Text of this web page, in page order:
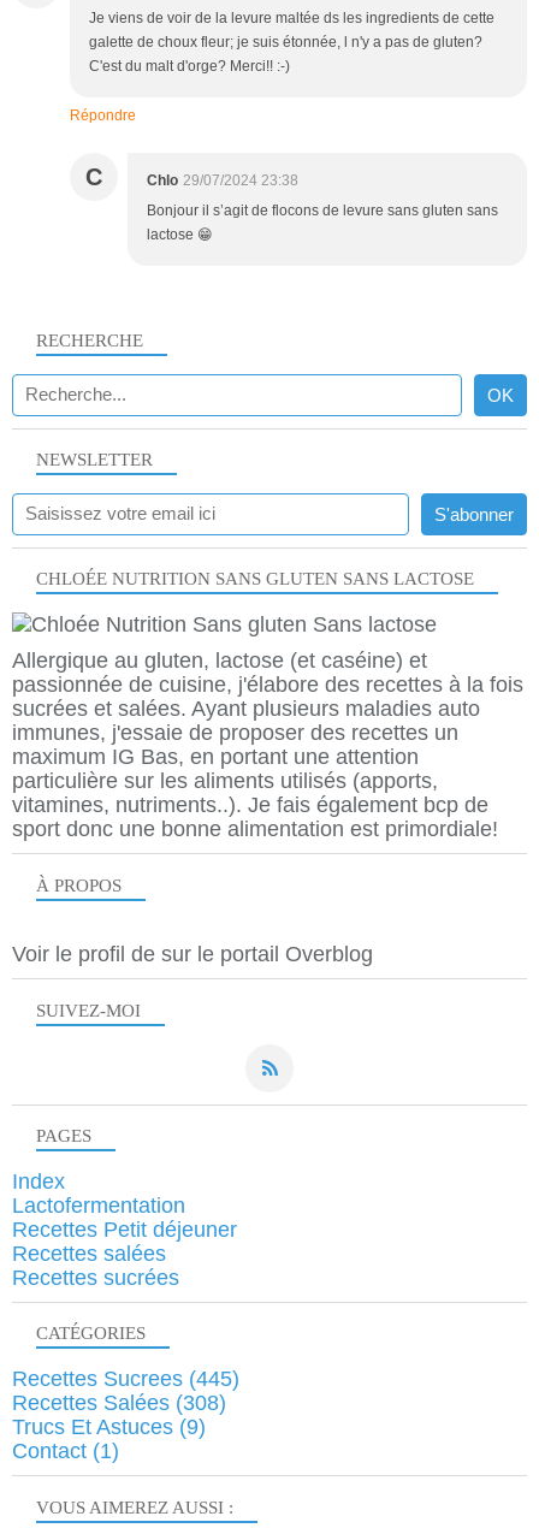
Je viens de voir de la levure maltée ds les ingredients de cette
galette de choux fleur; je suis étonnée, l n'y a pas de gluten?
C'est du malt d'orge? Merci!! :-)
Répondre
C Chlo 29/07/2024 23:38
Bonjour il s’agit de flocons de levure sans gluten sans
lactose 😁
NEWSLETTER
SUIVEZ-MOI
RECHERCHE
CHLOÉE NUTRITION SANS GLUTEN SANS LACTOSE
Allergique au gluten, lactose (et caséine) et
passionnée de cuisine, j'élabore des recettes à la fois
sucrées et salées. Ayant plusieurs maladies auto
immunes, j'essaie de proposer des recettes un
maximum IG Bas, en portant une attention
particulière sur les aliments utilisés (apports,
vitamines, nutriments..). Je fais également bcp de
sport donc une bonne alimentation est primordiale!
À PROPOS
Voir le profil de sur le portail Overblog
VOUS AIMEREZ AUSSI :
PAGES
Index
Lactofermentation
Recettes Petit déjeuner
Recettes salées
Recettes sucrées
CATÉGORIES
Recettes Sucrees (445)
Recettes Salées (308)
Trucs Et Astuces (9)
Contact (1)